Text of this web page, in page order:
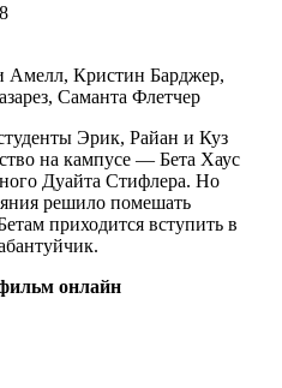
Кристин Барджер,
Саманта Флетчер
Эрик, Райан и Куз
на кампусе — Бета Хаус
Дуайта Стифлера. Но
решило помешать
приходится вступить в
онлайн